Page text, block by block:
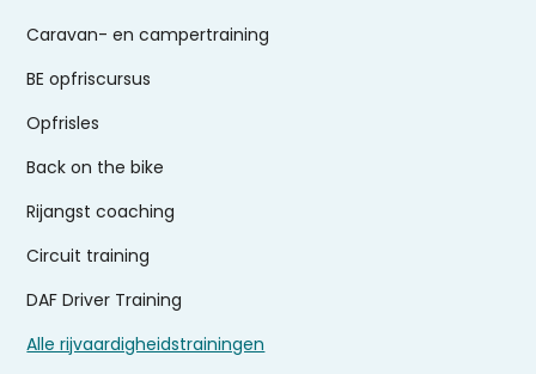
Caravan- en campertraining
BE opfriscursus
Opfrisles
Back on the bike
Rijangst coaching
Circuit training
DAF Driver Training
Alle rijvaardigheidstrainingen